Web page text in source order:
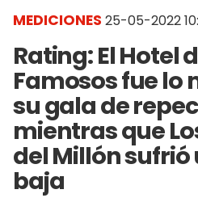
MEDICIONES 25-05-2022
Rating: El Hotel
Famosos fue lo
su gala de
mientras que
del Millón
baja